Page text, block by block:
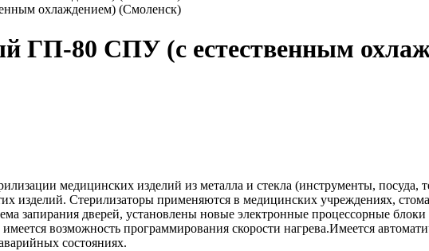
ГП-80 СПУ (с естественным
медицинских изделий из металла и стекла (инструменты,
изделий. Стерилизаторы применяются в медицинских учреждениях,
запирания дверей, установлены новые электронные процессорные
возможность программирования скорости нагрева.Имеется
состояниях.